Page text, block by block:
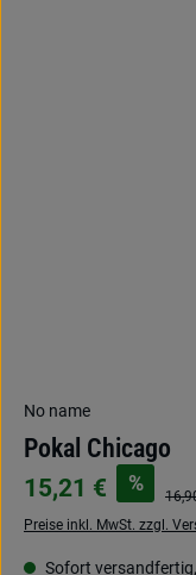
No name
Pokal Chicago
15,21 € %
Preise inkl. MwSt. zzgl.
Sofort